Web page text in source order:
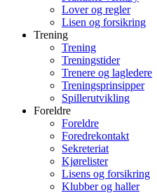
Lover og regler
Lisen og forsikring
Trening
Trening
Treningstider
Trenere og lagledere
Treningsprinsipper
Spillerutvikling
Foreldre
Foreldre
Foredrekontakt
Sekreteriat
Kjørelister
Lisens og forsikring
Klubber og haller